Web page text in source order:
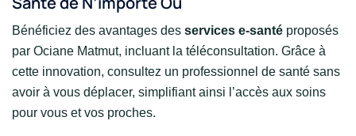
Bénéficiez des avantages des services e-santé proposés
par Ociane Matmut, incluant la téléconsultation. Grâce à
cette innovation, consultez un professionnel de santé sans
avoir à vous déplacer, simplifiant ainsi l’accès aux soins
pour vous et vos proches.